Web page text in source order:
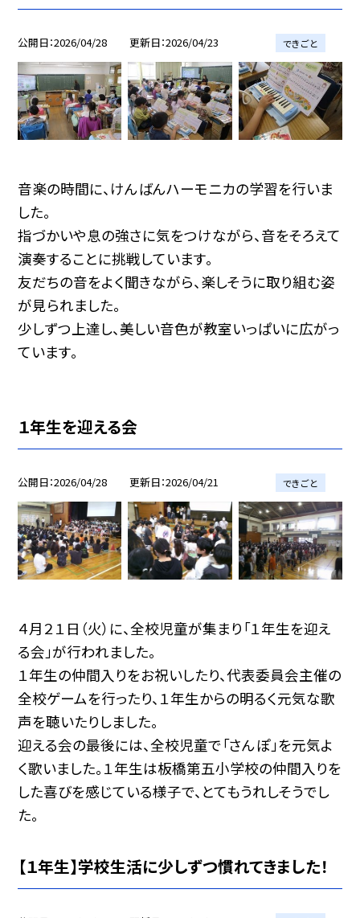
公開日 2026/04/28 更新日 2026/04/23 できごと
音楽の時間に、けんばんハーモニカの学習を行いま
した。
指づかいや息の強さに気をつけながら、音をそろえて
演奏することに挑戦しています。
友だちの音をよく聞きながら、楽しそうに取り組む姿
が見られました。
少しずつ上達し、美しい音色が教室いっぱいに広がっ
ています。
１年生を迎える会
公開日 2026/04/28 更新日 2026/04/21 できごと
４月２１日（火）に、全校児童が集まり「１年生を迎え
る会」が行われました。
１年生の仲間入りをお祝いしたり、代表委員会主催の
全校ゲームを行ったり、１年生からの明るく元気な歌
声を聴いたりしました。
迎える会の最後には、全校児童で「さんぽ」を元気よ
く歌いました。１年生は板橋第五小学校の仲間入りを
した喜びを感じている様子で、とてもうれしそうでし
た。
【１年生】学校生活に少しずつ慣れてきました！